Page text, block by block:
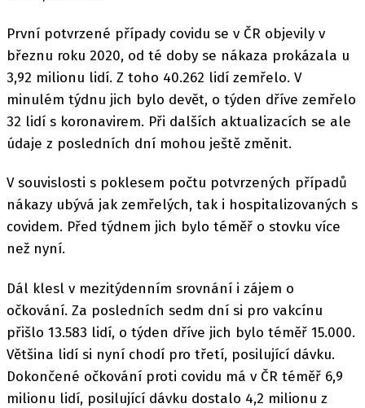
První potvrzené případy covidu se v ČR objevily v
březnu roku 2020, od té doby se nákaza prokázala u
3,92 milionu lidí. Z toho 40.262 lidí zemřelo. V
minulém týdnu jich bylo devět, o týden dříve zemřelo
32 lidí s koronavirem. Při dalších aktualizacích se ale
údaje z posledních dní mohou ještě změnit.
V souvislosti s poklesem počtu potvrzených případů
nákazy ubývá jak zemřelých, tak i hospitalizovaných s
covidem. Před týdnem jich bylo téměř o stovku více
než nyní.
Dál klesl v mezitýdenním srovnání i zájem o
očkování. Za posledních sedm dní si pro vakcínu
přišlo 13.583 lidí, o týden dříve jich bylo téměř 15.000.
Většina lidí si nyní chodí pro třetí, posilující dávku.
Dokončené očkování proti covidu má v ČR téměř 6,9
milionu lidí, posilující dávku dostalo 4,2 milionu z